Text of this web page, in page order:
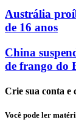
Austrália
de 16 anos
China
de frango do
Crie sua conta e
Você pode ler